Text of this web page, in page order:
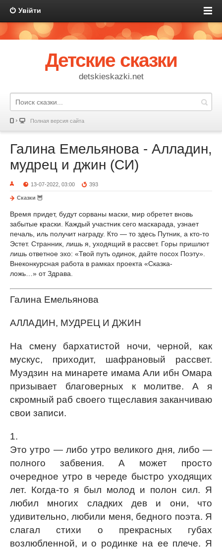
Увійти
Детские сказки
detskieskazki.net
Полная версия сайта
Галина Емельянова - Алладин,
мудрец и джин (СИ)
13-07-2022, 03:00 393
Сказки 🦉
Время придет, будут сорваны маски, мир обретет вновь
забытые краски. Каждый участник сего маскарада, узнает
печаль, иль получит награду. Кто — то здесь Путник, а кто-то
Эстет. Странник, лишь я, уходящий в рассвет. Горы пришлют
лишь ответное эхо: «Твой путь одинок, дайте посох Поэту».
Внеконкурсная работа в рамках проекта «Сказка-
ложь…» от Здрава.
Галина Емельянова
АЛЛАДИН, МУДРЕЦ И ДЖИН
На смену бархатистой ночи, черной, как
мускус, приходит, шафрановый рассвет.
Муэдзин на минарете имама Али ибн Омара
призывает благоверных к молитве. А я
скромный раб своего тщеславия заканчиваю
свои записи.
1.
Это утро — либо утро великого дня, либо —
полного забвения. А может просто
очередное утро в череде быстро уходящих
лет. Когда-то я был молод и полон сил. Я
любил многих сладких дев и они, что
удивительно, любили меня, бедного поэта. Я
слагал стихи о прекрасных губах
возлюбленной, и о родинке на ее плече. Я